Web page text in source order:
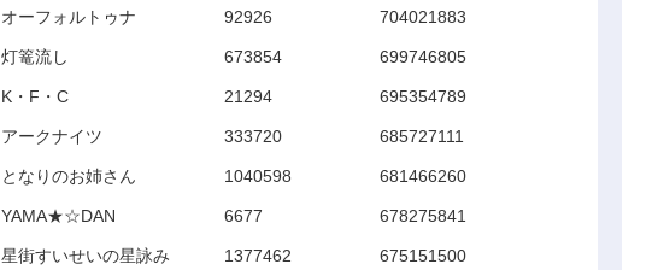
オーフォルトゥナ 92926 704021883
灯篭流し 673854 699746805
K・F・C 21294 695354789
アークナイツ 333720 685727111
となりのお姉さん 1040598 681466260
YAMA★☆DAN 6677 678275841
星街すいせいの星詠み 1377462 675151500